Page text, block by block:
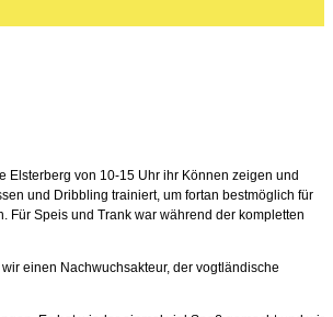
Elsterberg von 10-15 Uhr ihr Können zeigen und
und Dribbling trainiert, um fortan bestmöglich für
Speis und Trank war während der kompletten
einen Nachwuchsakteur, der vogtländische